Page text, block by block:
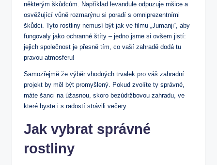
některým škůdcům. Například levandule odpuzuje mšice a
osvěžující vůně rozmarýnu si poradí s omniprezentními
škůdci. Tyto rostliny nemusí být jak ve filmu „Jumanji“, aby
fungovaly jako ochranné štíty – jedno jsme si ovšem jistí:
jejich společnost je přesně tím, co vaší zahradě dodá tu
pravou atmosferu!
Samozřejmě že výběr vhodných trvalek pro váš zahradní
projekt by měl být promyšlený. Pokud zvolíte ty správné,
máte šanci na úžasnou, skoro bezúdržbovou zahradu, ve
které byste i s radostí strávili večery.
Jak vybrat správné
rostliny